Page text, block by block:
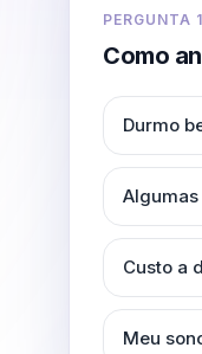
PERGUNTA 1
Como
Durmo
Custo a
Meu